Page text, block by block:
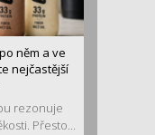
něm a ve
nejčastější
rezonuje
Přesto...